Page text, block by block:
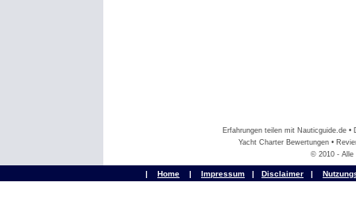
Erfahrungen teilen mit Nauticguide.de
Yacht Charter Bewertungen •
© 2010 - Alle
| Home | Impressum | Disclaimer |